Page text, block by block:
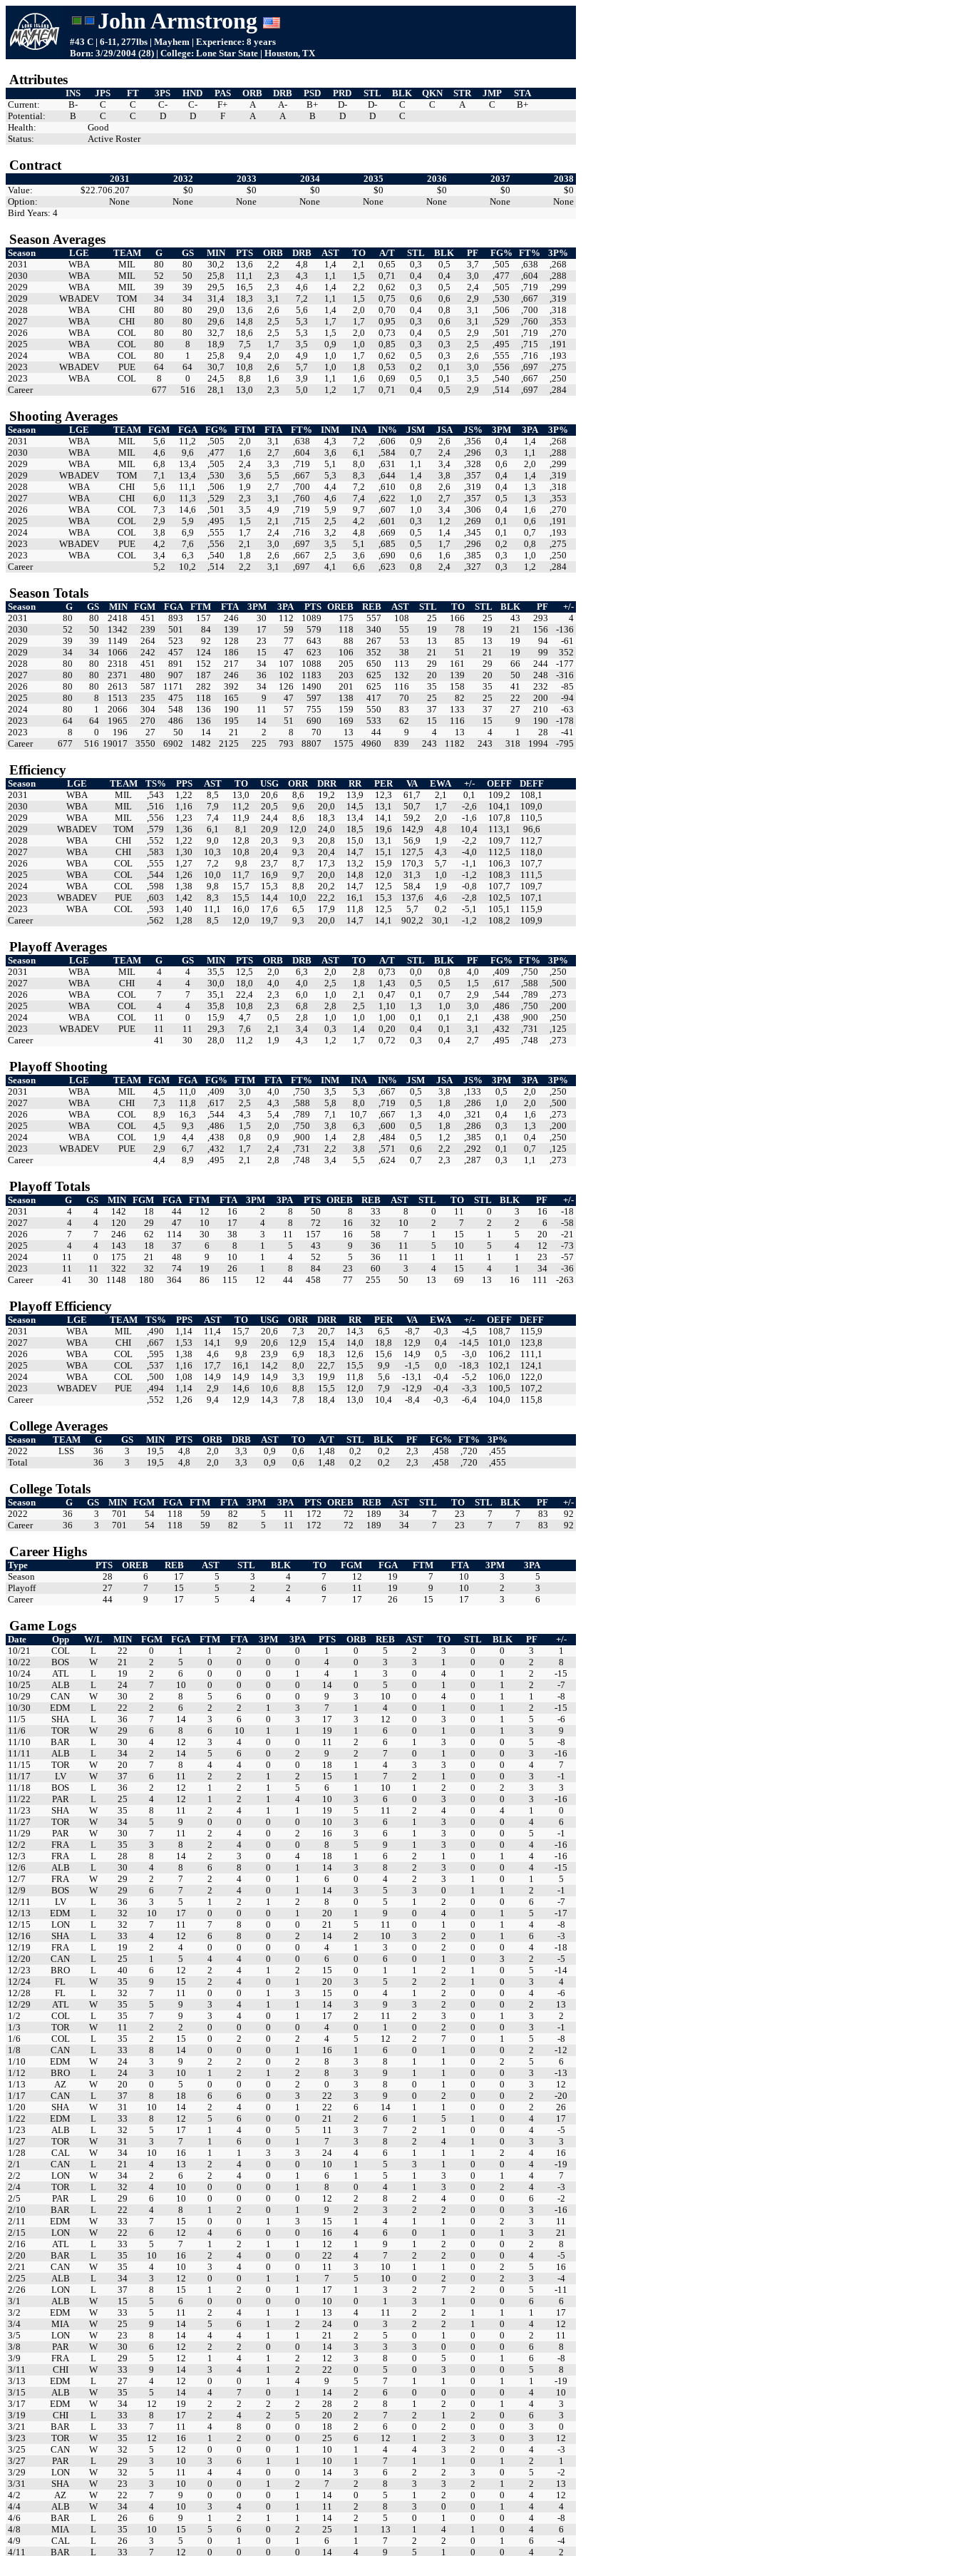
John Armstrong
#43 C | 6-11, 277lbs | Mayhem | Experience: 8 years
Born: 3/29/2004 (28) | College: Lone Star State | Houston, TX
Attributes
INS JPS FT 3PS HND PAS ORB DRB PSD PRD STL BLK QKN STR JMP
STA
Current:
B- C C C- C- F+ A A- B+ D- D- C C A C
B+
Potential:
B C C D D F A A B D D
C
Health:
Good
Status:
Active Roster
Contract
2031 2032 2033 2034 2035 2036 2037
2038
Value:
$22.706.207 $0 $0 $0 $0 $0 $0
$0
Option:
None None None None None None None
None
Bird Years: 4
Season Averages
Season LGE TEAM G GS MIN PTS ORB DRB AST TO A/T STL BLK PF FG% FT%
3P%
2031
WBA MIL 80 80 30,2 13,6 2,2 4,8 1,4 2,1 0,65 0,3 0,5 3,7 ,505 ,638
,268
2030
WBA MIL 52 50 25,8 11,1 2,3 4,3 1,1 1,5 0,71 0,4 0,4 3,0 ,477 ,604
,288
2029
WBA MIL 39 39 29,5 16,5 2,3 4,6 1,4 2,2 0,62 0,3 0,5 2,4 ,505 ,719
,299
2029
WBADEV TOM 34 34 31,4 18,3 3,1 7,2 1,1 1,5 0,75 0,6 0,6 2,9 ,530 ,667
,319
2028
WBA CHI 80 80 29,0 13,6 2,6 5,6 1,4 2,0 0,70 0,4 0,8 3,1 ,506 ,700
,318
2027
WBA CHI 80 80 29,6 14,8 2,5 5,3 1,7 1,7 0,95 0,3 0,6 3,1 ,529 ,760
,353
2026
WBA COL 80 80 32,7 18,6 2,5 5,3 1,5 2,0 0,73 0,4 0,5 2,9 ,501 ,719
,270
2025
WBA COL 80 8 18,9 7,5 1,7 3,5 0,9 1,0 0,85 0,3 0,3 2,5 ,495 ,715
,191
2024
WBA COL 80 1 25,8 9,4 2,0 4,9 1,0 1,7 0,62 0,5 0,3 2,6 ,555 ,716
,193
2023
WBADEV PUE 64 64 30,7 10,8 2,6 5,7 1,0 1,8 0,53 0,2 0,1 3,0 ,556 ,697
,275
2023
WBA COL 8 0 24,5 8,8 1,6 3,9 1,1 1,6 0,69 0,5 0,1 3,5 ,540 ,667
,250
Career
677 516 28,1 13,0 2,3 5,0 1,2 1,7 0,71 0,4 0,5 2,9 ,514 ,697 ,284
Shooting Averages
Season LGE TEAM FGM FGA FG% FTM FTA FT% INM INA IN% JSM JSA JS% 3PM 3PA
3P%
2031
WBA MIL 5,6 11,2 ,505 2,0 3,1 ,638 4,3 7,2 ,606 0,9 2,6 ,356 0,4 1,4
,268
2030
WBA MIL 4,6 9,6 ,477 1,6 2,7 ,604 3,6 6,1 ,584 0,7 2,4 ,296 0,3 1,1
,288
2029
WBA MIL 6,8 13,4 ,505 2,4 3,3 ,719 5,1 8,0 ,631 1,1 3,4 ,328 0,6 2,0
,299
2029
WBADEV TOM 7,1 13,4 ,530 3,6 5,5 ,667 5,3 8,3 ,644 1,4 3,8 ,357 0,4 1,4
,319
2028
WBA CHI 5,6 11,1 ,506 1,9 2,7 ,700 4,4 7,2 ,610 0,8 2,6 ,319 0,4 1,3
,318
2027
WBA CHI 6,0 11,3 ,529 2,3 3,1 ,760 4,6 7,4 ,622 1,0 2,7 ,357 0,5 1,3
,353
2026
WBA COL 7,3 14,6 ,501 3,5 4,9 ,719 5,9 9,7 ,607 1,0 3,4 ,306 0,4 1,6
,270
2025
WBA COL 2,9 5,9 ,495 1,5 2,1 ,715 2,5 4,2 ,601 0,3 1,2 ,269 0,1 0,6
,191
2024
WBA COL 3,8 6,9 ,555 1,7 2,4 ,716 3,2 4,8 ,669 0,5 1,4 ,345 0,1 0,7
,193
2023
WBADEV PUE 4,2 7,6 ,556 2,1 3,0 ,697 3,5 5,1 ,685 0,5 1,7 ,296 0,2 0,8
,275
2023
WBA COL 3,4 6,3 ,540 1,8 2,6 ,667 2,5 3,6 ,690 0,6 1,6 ,385 0,3 1,0
,250
Career
5,2 10,2 ,514 2,2 3,1 ,697 4,1 6,6 ,623 0,8 2,4 ,327 0,3 1,2 ,284
Season Totals
Season G GS MIN FGM FGA FTM FTA 3PM 3PA PTS OREB REB AST STL TO STL BLK PF
+/-
2031
80 80 2418 451 893 157 246 30 112 1089 175 557 108 25 166 25 43 293
4
2030
52 50 1342 239 501 84 139 17 59 579 118 340 55 19 78 19 21 156
-136
2029
39 39 1149 264 523 92 128 23 77 643 88 267 53 13 85 13 19 94
-61
2029
34 34 1066 242 457 124 186 15 47 623 106 352 38 21 51 21 19 99
352
2028
80 80 2318 451 891 152 217 34 107 1088 205 650 113 29 161 29 66 244
-177
2027
80 80 2371 480 907 187 246 36 102 1183 203 625 132 20 139 20 50 248
-316
2026
80 80 2613 587 1171 282 392 34 126 1490 201 625 116 35 158 35 41 232
-85
2025
80 8 1513 235 475 118 165 9 47 597 138 417 70 25 82 25 22 200
-94
2024
80 1 2066 304 548 136 190 11 57 755 159 550 83 37 133 37 27 210
-63
2023
64 64 1965 270 486 136 195 14 51 690 169 533 62 15 116 15 9 190
-178
2023
8 0 196 27 50 14 21 2 8 70 13 44 9 4 13 4 1 28
-41
Career
677 516 19017 3550 6902 1482 2125 225 793 8807 1575 4960 839 243 1182 243 318 1994 -795
Efficiency
Season LGE TEAM TS% PPS AST TO USG ORR DRR RR PER VA EWA +/- OEFF
DEFF
2031
WBA MIL ,543 1,22 8,5 13,0 20,6 8,6 19,2 13,9 12,3 61,7 2,1 0,1 109,2
108,1
2030
WBA MIL ,516 1,16 7,9 11,2 20,5 9,6 20,0 14,5 13,1 50,7 1,7 -2,6 104,1
109,0
2029
WBA MIL ,556 1,23 7,4 11,9 24,4 8,6 18,3 13,4 14,1 59,2 2,0 -1,6 107,8
110,5
2029
WBADEV TOM ,579 1,36 6,1 8,1 20,9 12,0 24,0 18,5 19,6 142,9 4,8 10,4 113,1
96,6
2028
WBA CHI ,552 1,22 9,0 12,8 20,3 9,3 20,8 15,0 13,1 56,9 1,9 -2,2 109,7
112,7
2027
WBA CHI ,583 1,30 10,3 10,8 20,4 9,3 20,4 14,7 15,1 127,5 4,3 -4,0 112,5
118,0
2026
WBA COL ,555 1,27 7,2 9,8 23,7 8,7 17,3 13,2 15,9 170,3 5,7 -1,1 106,3
107,7
2025
WBA COL ,544 1,26 10,0 11,7 16,9 9,7 20,0 14,8 12,0 31,3 1,0 -1,2 108,3
111,5
2024
WBA COL ,598 1,38 9,8 15,7 15,3 8,8 20,2 14,7 12,5 58,4 1,9 -0,8 107,7
109,7
2023
WBADEV PUE ,603 1,42 8,3 15,5 14,4 10,0 22,2 16,1 15,3 137,6 4,6 -2,8 102,5
107,1
2023
WBA COL ,593 1,40 11,1 16,0 17,6 6,5 17,9 11,8 12,5 5,7 0,2 -5,1 105,1
115,9
Career
,562 1,28 8,5 12,0 19,7 9,3 20,0 14,7 14,1 902,2 30,1 -1,2 108,2 109,9
Playoff Averages
Season LGE TEAM G GS MIN PTS ORB DRB AST TO A/T STL BLK PF FG% FT%
3P%
2031
WBA MIL 4 4 35,5 12,5 2,0 6,3 2,0 2,8 0,73 0,0 0,8 4,0 ,409 ,750
,250
2027
WBA CHI 4 4 30,0 18,0 4,0 4,0 2,5 1,8 1,43 0,5 0,5 1,5 ,617 ,588
,500
2026
WBA COL 7 7 35,1 22,4 2,3 6,0 1,0 2,1 0,47 0,1 0,7 2,9 ,544 ,789
,273
2025
WBA COL 4 4 35,8 10,8 2,3 6,8 2,8 2,5 1,10 1,3 1,0 3,0 ,486 ,750
,200
2024
WBA COL 11 0 15,9 4,7 0,5 2,8 1,0 1,0 1,00 0,1 0,1 2,1 ,438 ,900
,250
2023
WBADEV PUE 11 11 29,3 7,6 2,1 3,4 0,3 1,4 0,20 0,4 0,1 3,1 ,432 ,731
,125
Career
41 30 28,0 11,2 1,9 4,3 1,2 1,7 0,72 0,3 0,4 2,7 ,495 ,748 ,273
Playoff Shooting
Season LGE TEAM FGM FGA FG% FTM FTA FT% INM INA IN% JSM JSA JS% 3PM 3PA
3P%
2031
WBA MIL 4,5 11,0 ,409 3,0 4,0 ,750 3,5 5,3 ,667 0,5 3,8 ,133 0,5 2,0
,250
2027
WBA CHI 7,3 11,8 ,617 2,5 4,3 ,588 5,8 8,0 ,719 0,5 1,8 ,286 1,0 2,0
,500
2026
WBA COL 8,9 16,3 ,544 4,3 5,4 ,789 7,1 10,7 ,667 1,3 4,0 ,321 0,4 1,6
,273
2025
WBA COL 4,5 9,3 ,486 1,5 2,0 ,750 3,8 6,3 ,600 0,5 1,8 ,286 0,3 1,3
,200
2024
WBA COL 1,9 4,4 ,438 0,8 0,9 ,900 1,4 2,8 ,484 0,5 1,2 ,385 0,1 0,4
,250
2023
WBADEV PUE 2,9 6,7 ,432 1,7 2,4 ,731 2,2 3,8 ,571 0,6 2,2 ,292 0,1 0,7
,125
Career
4,4 8,9 ,495 2,1 2,8 ,748 3,4 5,5 ,624 0,7 2,3 ,287 0,3 1,1 ,273
Playoff Totals
Season G GS MIN FGM FGA FTM FTA 3PM 3PA PTS OREB REB AST STL TO STL BLK PF
+/-
2031
4 4 142 18 44 12 16 2 8 50 8 33 8 0 11 0 3 16
-18
2027
4 4 120 29 47 10 17 4 8 72 16 32 10 2 7 2 2 6
-58
2026
7 7 246 62 114 30 38 3 11 157 16 58 7 1 15 1 5 20
-21
2025
4 4 143 18 37 6 8 1 5 43 9 36 11 5 10 5 4 12
-73
2024
11 0 175 21 48 9 10 1 4 52 5 36 11 1 11 1 1 23
-57
2023
11 11 322 32 74 19 26 1 8 84 23 60 3 4 15 4 1 34
-36
Career
41 30 1148 180 364 86 115 12 44 458 77 255 50 13 69 13 16 111 -263
Playoff Efficiency
Season LGE TEAM TS% PPS AST TO USG ORR DRR RR PER VA EWA +/- OEFF
DEFF
2031
WBA MIL ,490 1,14 11,4 15,7 20,6 7,3 20,7 14,3 6,5 -8,7 -0,3 -4,5 108,7
115,9
2027
WBA CHI ,667 1,53 14,1 9,9 20,6 12,9 15,4 14,0 18,8 12,9 0,4 -14,5 101,0
123,8
2026
WBA COL ,595 1,38 4,6 9,8 23,9 6,9 18,3 12,6 15,6 14,9 0,5 -3,0 106,2
111,1
2025
WBA COL ,537 1,16 17,7 16,1 14,2 8,0 22,7 15,5 9,9 -1,5 0,0 -18,3 102,1
124,1
2024
WBA COL ,500 1,08 14,9 14,9 14,9 3,3 19,9 11,8 5,6 -13,1 -0,4 -5,2 106,0
122,0
2023
WBADEV PUE ,494 1,14 2,9 14,6 10,6 8,8 15,5 12,0 7,9 -12,9 -0,4 -3,3 100,5
107,2
Career
,552 1,26 9,4 12,9 14,3 7,8 18,4 13,0 10,4 -8,4 -0,3 -6,4 104,0 115,8
College Averages
Season TEAM G GS MIN PTS ORB DRB AST TO A/T STL BLK PF FG% FT%
3P%
2022
LSS 36 3 19,5 4,8 2,0 3,3 0,9 0,6 1,48 0,2 0,2 2,3 ,458 ,720
,455
Total
36 3 19,5 4,8 2,0 3,3 0,9 0,6 1,48 0,2 0,2 2,3 ,458 ,720 ,455
College Totals
Season G GS MIN FGM FGA FTM FTA 3PM 3PA PTS OREB REB AST STL TO STL BLK PF
+/-
2022
36 3 701 54 118 59 82 5 11 172 72 189 34 7 23 7 7 83
92
Career
36 3 701 54 118 59 82 5 11 172 72 189 34 7 23 7 7 83 92
Career Highs
Type PTS OREB REB AST STL BLK TO FGM FGA FTM FTA 3PM
3PA
Season
28 6 17 5 3 4 7 12 19 7 10 3
5
Playoff
27 7 15 5 2 2 6 11 19 9 10 2
3
Career
44 9 17 5 4 4 7 17 26 15 17 3 6
Game Logs
Date Opp W/L MIN FGM FGA FTM FTA 3PM 3PA PTS ORB REB AST TO STL BLK PF
+/-
10/21
COL L 22 0 1 1 2 0 0 1 0 5 2 3 0 0 3
1
10/22
BOS W 21 2 5 0 0 0 0 4 0 3 3 1 0 0 2
8
10/24
ATL L 19 2 6 0 0 0 1 4 1 3 0 4 0 1 2
-15
10/25
ALB L 24 7 10 0 0 0 0 14 0 5 0 1 0 1 2
-7
10/29
CAN W 30 2 8 5 6 0 0 9 3 10 0 4 0 1 1
-8
10/30
EDM L 22 2 6 2 2 1 3 7 1 4 0 1 0 1 2
-15
11/5
SHA L 36 7 14 3 6 0 3 17 3 12 0 3 0 1 5
-6
11/6
TOR W 29 6 8 6 10 1 1 19 1 6 0 1 0 1 3
9
11/10
BAR L 30 4 12 3 4 0 0 11 2 6 1 3 0 0 5
-8
11/11
ALB L 34 2 14 5 6 0 2 9 2 7 0 1 0 0 3
-16
11/15
TOR W 20 7 8 4 4 0 0 18 1 4 3 3 0 0 4
7
11/17
LV W 37 6 11 2 2 1 2 15 1 7 2 1 0 0 3
-1
11/18
BOS L 36 2 12 1 2 1 5 6 1 10 1 2 0 2 3
3
11/22
PAR L 25 4 12 1 2 1 4 10 3 6 0 3 0 0 3
-16
11/23
SHA W 35 8 11 2 4 1 1 19 5 11 2 4 0 4 1
0
11/27
TOR W 34 5 9 0 0 0 0 10 3 6 1 3 0 0 4
6
11/29
PAR W 30 7 11 2 4 0 2 16 3 6 1 3 0 0 5
-1
12/2
FRA L 35 3 8 2 4 0 0 8 5 9 1 3 0 0 4
-16
12/3
FRA L 28 8 14 2 3 0 4 18 1 6 2 1 0 1 4
-16
12/6
ALB L 30 4 8 6 8 0 1 14 3 8 2 3 0 0 4
-15
12/7
FRA W 29 2 7 2 4 0 1 6 0 4 2 3 1 0 1
5
12/9
BOS W 29 6 7 2 4 0 1 14 3 5 3 0 1 1 2
-1
12/11
LV L 36 3 5 1 2 1 2 8 0 5 1 2 0 0 6
-7
12/13
EDM L 32 10 17 0 0 0 1 20 1 9 0 4 0 1 5
-17
12/15
LON L 32 7 11 7 8 0 0 21 5 11 0 1 0 1 4
-8
12/16
SHA L 33 4 12 6 8 0 2 14 2 10 3 2 0 1 6
-3
12/19
FRA L 19 2 4 0 0 0 0 4 1 3 0 2 0 0 4
-18
12/20
CAN L 25 1 5 4 4 0 0 6 0 6 0 1 0 3 2
-5
12/23
BRO L 40 6 12 2 4 1 2 15 0 1 1 2 1 0 5
-14
12/24
FL W 35 9 15 2 4 0 1 20 3 5 2 2 1 0 3
4
12/28
FL L 32 7 11 0 0 1 3 15 0 4 1 2 0 0 4
-6
12/29
ATL W 35 5 9 3 4 1 1 14 3 9 3 2 0 0 2
13
1/2
COL L 35 7 9 3 4 0 1 17 2 11 2 3 0 1 3
2
1/3
TOR W 11 2 2 0 0 0 0 4 0 1 0 2 0 0 3
-1
1/6
COL L 35 2 15 0 2 0 2 4 5 12 2 7 0 1 5
-8
1/8
CAN L 33 8 14 0 0 0 1 16 1 6 0 1 0 0 2
-12
1/10
EDM W 24 3 9 2 2 0 2 8 3 8 1 1 0 2 5
6
1/12
BRO L 24 3 10 1 2 1 2 8 3 9 1 1 0 0 3
-13
1/13
AZ W 20 0 5 0 0 0 2 0 3 8 0 1 0 0 3
12
1/17
CAN L 37 8 18 6 6 0 3 22 3 9 0 2 0 0 2
-20
1/20
SHA W 31 10 14 2 4 0 1 22 6 14 1 1 0 0 2
26
1/22
EDM L 33 8 12 5 6 0 0 21 2 6 1 5 1 0 4
17
1/23
ALB L 32 5 17 1 4 0 5 11 3 7 2 1 0 0 4
-5
1/27
TOR W 31 3 7 1 6 0 1 7 3 8 2 4 1 0 3
3
1/28
CAL W 34 10 16 1 1 3 3 24 4 6 1 1 1 2 4
16
2/1
CAN L 21 4 13 2 4 0 0 10 1 5 3 1 0 0 4
-19
2/2
LON W 34 2 6 2 4 0 1 6 1 5 1 3 0 1 4
7
2/4
TOR L 32 4 10 0 0 0 1 8 0 4 1 3 0 2 4
-3
2/5
PAR L 29 6 10 0 0 0 0 12 2 8 2 4 0 0 6
-2
2/10
BAR L 22 4 8 1 2 0 1 9 2 3 2 2 0 0 3
-16
2/11
EDM W 33 7 15 0 0 1 3 15 1 4 1 1 0 2 3
11
2/15
LON W 22 6 12 4 6 0 0 16 4 6 0 1 0 1 3
21
2/16
ATL L 33 5 7 1 2 1 1 12 1 9 1 2 0 0 2
8
2/20
BAR L 35 10 16 2 4 0 0 22 4 7 2 2 0 0 4
-5
2/21
CAN W 35 4 10 3 4 0 0 11 3 10 1 1 0 2 5
16
2/25
ALB L 34 3 12 0 0 1 1 7 5 10 0 2 0 2 3
-4
2/26
LON L 37 8 15 1 2 0 1 17 1 3 2 7 2 0 5
-11
3/1
ALB W 15 5 6 0 0 0 0 10 0 1 3 1 0 0 6
6
3/2
EDM W 33 5 11 2 4 1 1 13 4 11 2 2 1 1 1
17
3/4
MIA W 25 9 14 5 6 1 2 24 0 3 2 2 1 0 4
12
3/5
LON W 23 8 14 4 4 1 1 21 2 5 0 1 0 0 2
11
3/8
PAR W 30 6 12 2 2 0 0 14 3 3 3 0 0 0 6
8
3/9
FRA L 29 5 12 1 4 1 2 12 3 8 0 5 0 1 6
-8
3/11
CHI W 33 9 14 3 4 1 2 22 0 5 0 3 0 0 5
8
3/13
EDM L 27 4 12 0 0 1 4 9 5 7 1 1 0 1 1
-19
3/15
ALB W 35 5 14 4 7 0 1 14 2 6 0 0 0 0 4
10
3/17
EDM W 34 12 19 2 2 2 2 28 2 8 1 2 0 1 4
3
3/19
CHI L 33 8 17 2 4 2 5 20 2 7 2 1 2 0 6
3
3/21
BAR L 33 7 11 4 8 0 0 18 2 6 0 2 0 0 3
0
3/23
TOR W 35 12 16 1 2 0 0 25 6 12 1 2 3 0 3
12
3/25
CAN W 32 5 12 0 0 0 1 10 1 4 4 3 2 0 4
-3
3/27
PAR L 29 3 10 3 6 1 1 10 1 7 1 1 0 1 2
1
3/29
LON W 32 5 11 4 4 0 0 14 3 6 2 2 3 0 5
-2
3/31
SHA W 23 3 10 0 0 1 2 7 2 8 3 3 2 1 2
13
4/2
AZ W 22 7 9 0 0 0 1 14 0 5 1 2 0 0 4
12
4/4
ALB W 34 4 10 3 4 0 1 11 2 8 3 0 0 1 4
4
4/6
BAR L 26 6 9 1 2 1 1 14 2 5 0 1 0 0 4
-8
4/8
MIA L 35 10 15 5 6 0 2 25 1 13 1 4 1 0 4
6
4/9
CAL L 26 3 5 0 1 0 1 6 1 7 2 2 0 1 6
-4
4/11
BAR L 33 7 12 0 0 0 0 14 4 9 5 1 0 0 4 2